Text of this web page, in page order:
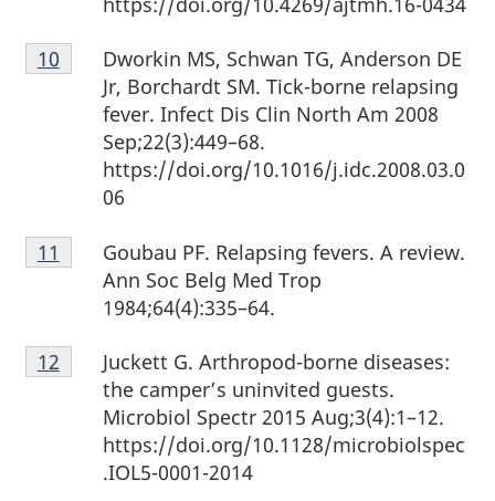
Note
de
Dworkin MS, Schwan TG, Anderson DE
Jr, Borchardt SM. Tick-borne relapsing
fever. Infect Dis Clin North Am 2008
Sep;22(3):449–68.
https://doi.org/10.1016/j.idc.2008.03.0
06
Retour à la référence de la note de bas de page
10
Note
de
page
11
Goubau PF. Relapsing fevers. A review.
Ann Soc Belg Med Trop
1984;64(4):335–64.
Retour à la référence de la note de bas de page
11
Note
de
Juckett G. Arthropod-borne diseases:
the camper’s uninvited guests.
Microbiol Spectr 2015 Aug;3(4):1–12.
https://doi.org/10.1128/microbiolspec
.IOL5-0001-2014
Retour à la référence de la note de bas de page
12